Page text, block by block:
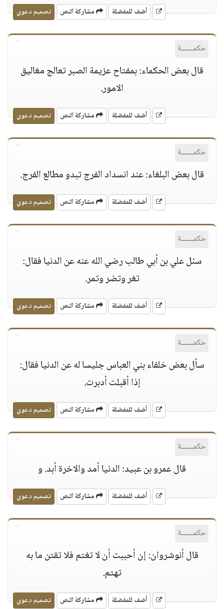
أضف للمفضلة مشاركة النص تصميم دعوي
حكمــــــة
قال بعض الحكماء: بمفتاح عزيمة الصبر تعالج مغاليق
الامور.
أضف للمفضلة مشاركة النص تصميم دعوي
حكمــــــة
قال بعض البلغاء: عند انسداد الفرج تبدو مطالع الفرج.
أضف للمفضلة مشاركة النص تصميم دعوي
حكمــــــة
سئل علي بن أبي طالب رضي الله عنه عن الدنيا فقال:
تغر وتضر وتمر.
أضف للمفضلة مشاركة النص تصميم دعوي
حكمــــــة
سأل بعض خلفاء بني العباس جليسا له عن الدنيا فقال:
إذا أقبلت أدبرت.
أضف للمفضلة مشاركة النص تصميم دعوي
حكمــــــة
قال عمرو بن عبيد: الدنيا أمد والاخرة أبد. و
أضف للمفضلة مشاركة النص تصميم دعوي
حكمــــــة
قال أنوشروان: إن أحببت أن لا تغتم فلا تقتن ما به
تهتم.
أضف للمفضلة مشاركة النص تصميم دعوي